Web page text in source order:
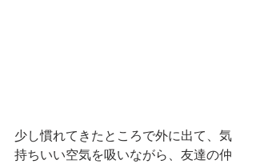
少し慣れてきたところで外に出て、気
持ちいい空気を吸いながら、友達の仲